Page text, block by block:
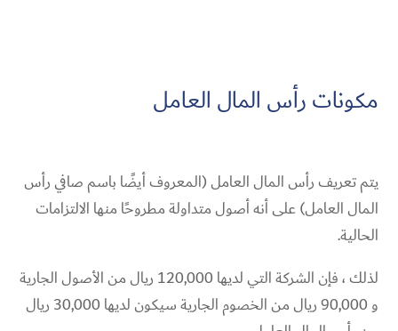
مكونات رأس المال العامل
يتم تعريف رأس المال العامل (المعروف أيضًا باسم صافي رأس
المال العامل) على أنه أصول متداولة مطروحًا منها الالتزامات
الحالية.
لذلك ، فإن الشركة التي لديها 120,000 ريال من الأصول الجارية
و 90,000 ريال من الخصوم الجارية سيكون لديها 30,000 ريال